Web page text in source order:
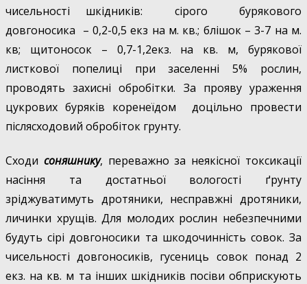
чисельності шкідників: сірого бурякового
довгоносика – 0,2-0,5 екз на м. кв.; блішок – 3-7 на м.
кв; щитоносок – 0,7-1,2екз. на кв. м, бурякової
листкової попелиці при заселенні 5% рослин,
проводять захисні обробітки. За прояву ураження
цукрових буряків коренеїдом доцільно провести
післясходовий обробіток грунту.
Сходи соняшнику, переважно за неякісної токсикації
насіння та достатньої вологості ґрунту
зріджуватимуть дротяники, несправжні дротяники,
личинки хрущів. Для молодих рослин небезпечними
будуть сірі довгоносики та шкодочинність совок. За
чисельності довгоносиків, гусениць совок понад 2
екз. на кв. м та інших шкідників посіви обприскують